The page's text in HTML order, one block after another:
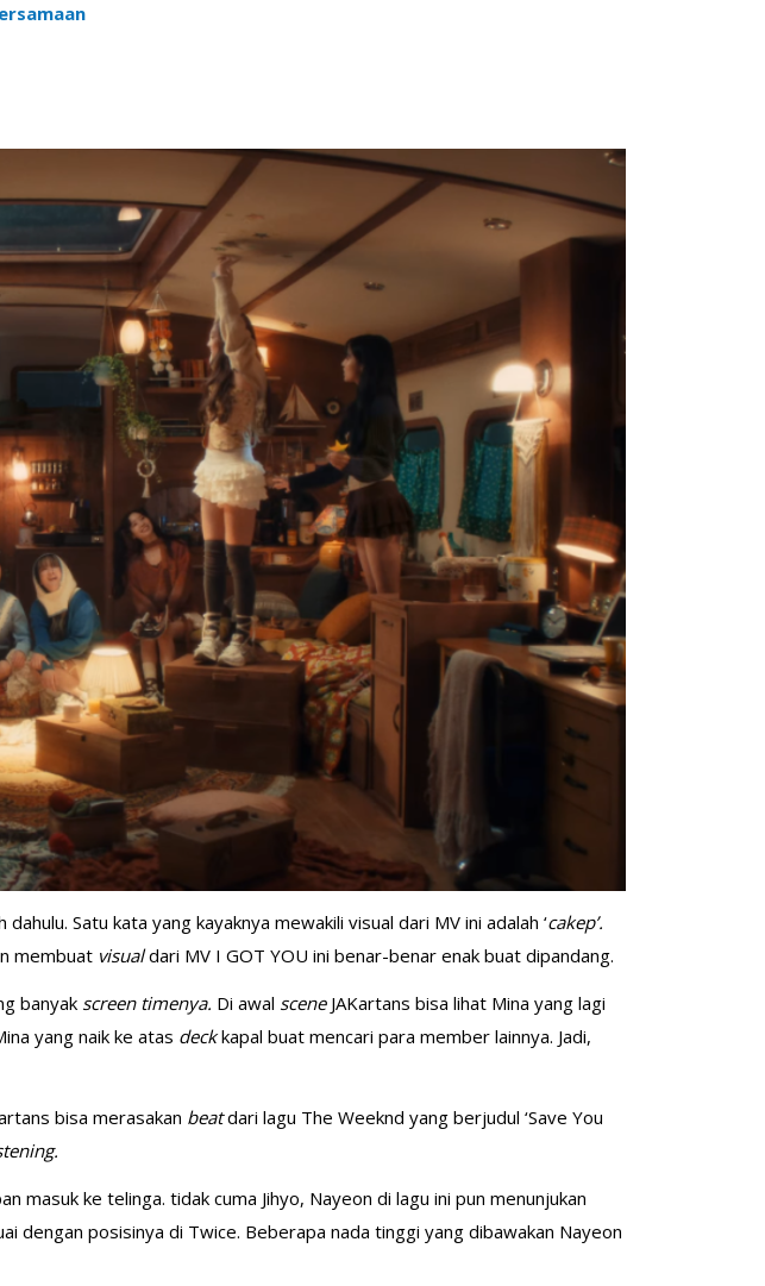
Satu kata yang kayaknya mewakili visual dari MV ini adalah ‘cakep’.
membuat visualdari MV I GOT YOU ini benar-benar enak buat dipandang.
banyak screen timenya. Di awal scene JAKartans bisa lihat Mina yang lagi
yang naik ke atas deckkapal buat mencari para member lainnya. Jadi,
bisa merasakan beatdari lagu The Weeknd yang berjudul ‘Save You
masuk ke telinga. tidak cuma Jihyo, Nayeon di lagu ini pun menunjukan
dengan posisinya di Twice. Beberapa nada tinggi yang dibawakan Nayeon